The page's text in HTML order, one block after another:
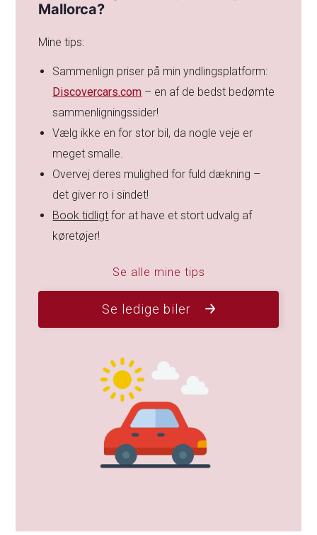
Mallorca?
Mine tips:
Sammenlign priser på min yndlingsplatform:
Discovercars.com – en af de bedst bedømte
sammenligningssider!
Vælg ikke en for stor bil, da nogle veje er
meget smalle.
Overvej deres mulighed for fuld dækning –
det giver ro i sindet!
Book tidligt for at have et stort udvalg af
køretøjer!
Se alle mine tips
Se ledige biler